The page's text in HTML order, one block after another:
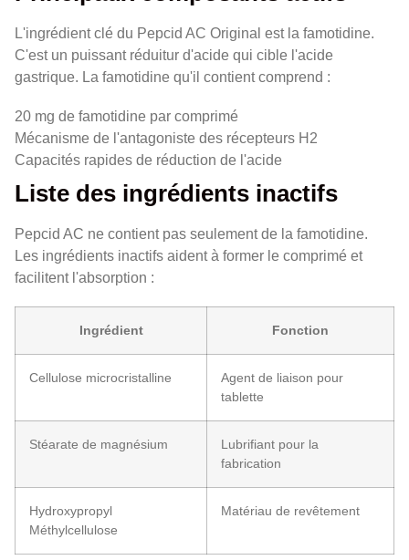
L'ingrédient clé du Pepcid AC Original est la famotidine.
C'est un puissant réduitur d'acide qui cible l'acide
gastrique. La famotidine qu'il contient comprend :
20 mg de famotidine par comprimé
Mécanisme de l'antagoniste des récepteurs H2
Capacités rapides de réduction de l'acide
Liste des ingrédients inactifs
Pepcid AC ne contient pas seulement de la famotidine.
Les ingrédients inactifs aident à former le comprimé et
facilitent l'absorption :
Ingrédient Fonction
Cellulose microcristalline
Agent de liaison pour
tablette
Stéarate de magnésium
Lubrifiant pour la
fabrication
Hydroxypropyl
Méthylcellulose
Matériau de revêtement